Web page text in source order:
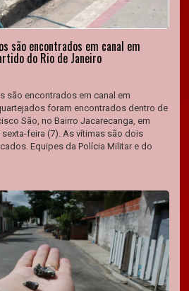
são encontrados em canal em
do Rio de Janeiro
são encontrados em canal em
foram encontrados dentro de
São, no Bairro Jacarecanga, em
feira (7). As vítimas são dois
Equipes da Polícia Militar e do